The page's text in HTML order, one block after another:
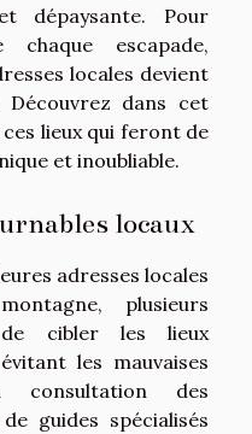
dépaysante. Pour
escapade,
locales devient
dans cet
lieux qui feront de
et inoubliable.
locaux
adresses locales
plusieurs
de cibler les lieux
les mauvaises
consultation des
guides spécialisés